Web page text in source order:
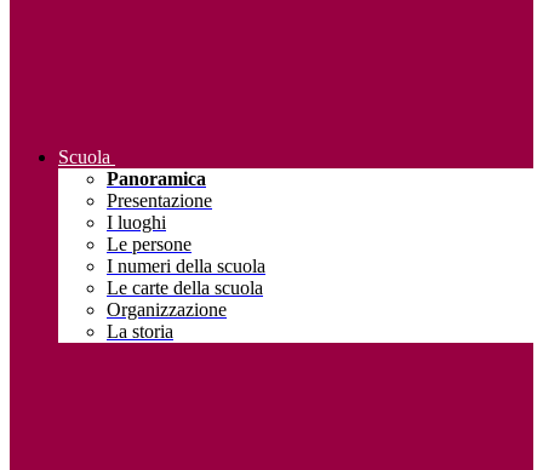
Scuola
Panoramica
Presentazione
I luoghi
Le persone
I numeri della scuola
Le carte della scuola
Organizzazione
La storia